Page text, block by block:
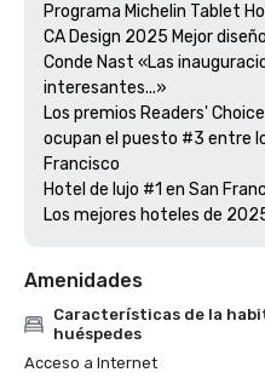
Programa Michelin Tablet
CA Design 2025 Mejor
Conde Nast «Las
interesantes...»
Los premios Readers'
ocupan el puesto #3 entre
Francisco
Hotel de lujo #1 en San
Amenidades
Características de la
huéspedes
Acceso a Internet